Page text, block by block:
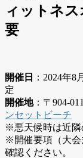
ィットネ
要
開催日
：2024年
定
開催地：〒904-
ンセットビーチ
※悪天候時は近隣
※開催要項（大会
確認ください。